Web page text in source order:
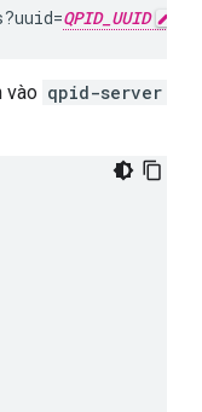
QPID_UUID
vào qpid-server